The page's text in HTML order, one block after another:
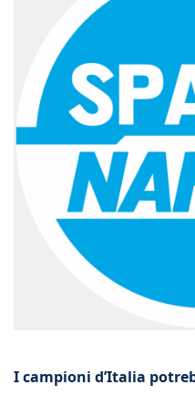
I campioni d’Italia